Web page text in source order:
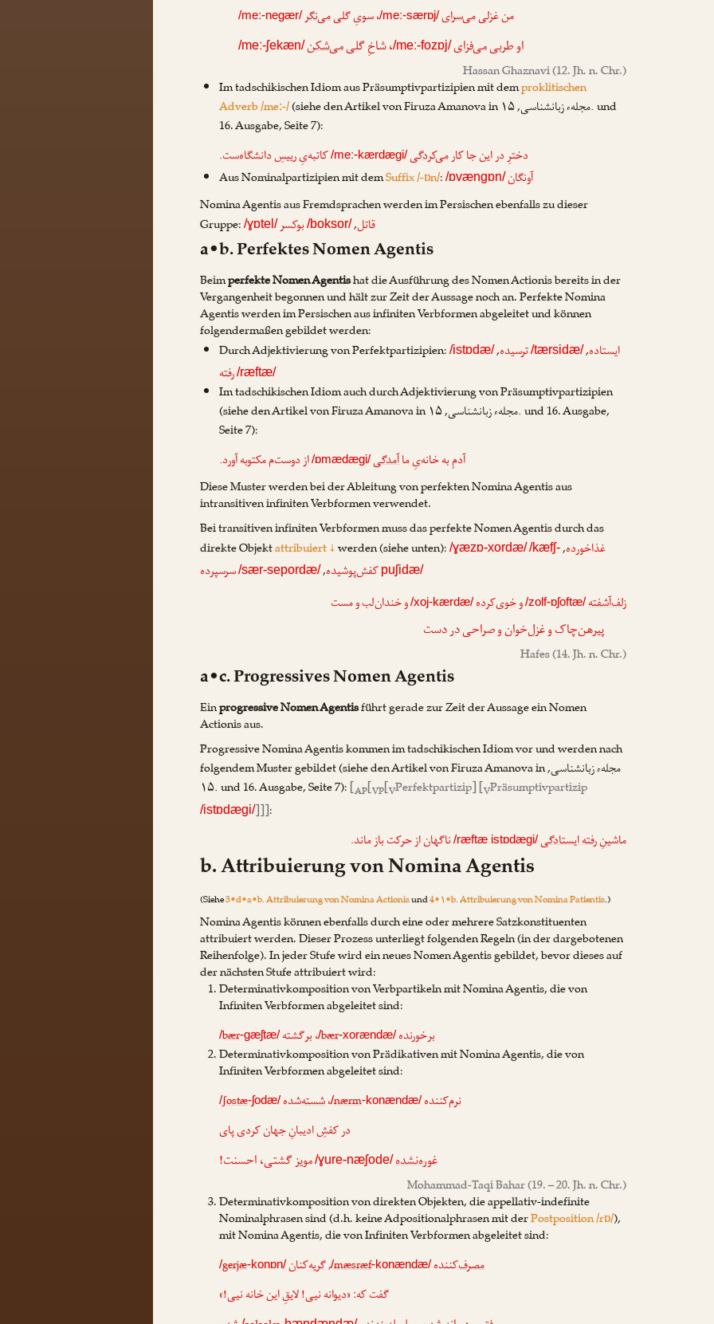
من غزلیمی‌سرای/meː-særɒj/، سویِ گلیمی‌نگر/meː-negær/
او طربیمی‌فزای/meː-fozɒj/، شاخِ گلیمی‌شکن/meː-ʃekæn/
Hassan Ghaznavi(12. Jh. n. Chr.)
Im tadschikischen Idiom aus Präsumptivpartizipien mit demproklitischen
Adverb /meː-/(siehe den Artikel vonFiruza Amanovain مجلهء زبانشناسی , ۱۵. und
16. Ausgabe, Seite 7):
دخترِ در این جا کارمی‌کردگی/meː-kærdægi/کاتبه‌یِ رییسِ دانشگاه‌ست.
Aus Nominalpartizipien mit demSuffix /-ɒn/:/ɒvængɒn/آونگان
Nomina Agentis aus Fremdsprachen werden im Persischen ebenfalls zu dieser
Gruppe:/ɣɒtel/ قاتل,
/boksor/ بوکسر
a•b. Perfektes Nomen Agentis
Beimperfekte Nomen Agentishat die Ausführung des Nomen Actionis bereits in der
Vergangenheit begonnen und hält zur Zeit der Aussage noch an. Perfekte Nomina
Agentis werden im Persischen aus infiniten Verbformen abgeleitet und können
folgendermaßen gebildet werden:
Durch Adjektivierung von Perfektpartizipien:/istɒdæ/ ایستاده,
/tærsidæ/ترسیده,
/ræftæ/رفته
Im tadschikischen Idiom auch durch Adjektivierung von Präsumptivpartizipien
(siehe den Artikel vonFiruza Amanovain مجلهء زبانشناسی , ۱۵. und 16. Ausgabe,
Seite 7):
آدمِ به خانه‌یِ ماآمدگی/ɒmædægi/از دوست‌م مکتوبه آورد.
Diese Muster werden bei der Ableitung von perfekten Nomina Agentis aus
intransitiven infiniten Verbformen verwendet.
Bei transitiven infiniten Verbformen muss das perfekte Nomen Agentis durch das
direkte Objektattribuiert ↓werden (siehe unten):/ɣæzɒ-xordæ/ غذاخورده,
/kæfʃ-
puʃidæ/ کفش‌پوشیده,
/sær-sepordæ/سرسپرده
زلف‌آشفته /zolf-ɒʃoftæ/وخوی‌کرده /xoj-kærdæ/و خندان‌لب و مست
پیرهن‌چاک و غزل‌خوان و صراحی در دست
Hafes(14. Jh. n. Chr.)
a•c. Progressives Nomen Agentis
Einprogressive Nomen Agentisführt gerade zur Zeit der Aussage ein Nomen
Actionis aus.
Progressive Nomina Agentis kommen im tadschikischen Idiom vor und werden nach
folgendem Muster gebildet (siehe den Artikel vonFiruza Amanovainمجلهء زبانشناسی,
۱۵. und 16. Ausgabe, Seite 7):[AP[VP[VPerfektpartizip] [VPräsumptivpartizip
/istɒdægi/]]]:
ماشینِرفته ایستادگی /ræftæ istɒdægi/ ناگهان از حرکت باز ماند.
b. Attribuierung von Nomina Agentis
(Siehe3•d•a•b. Attribuierung von Nomina Actionisund4•۱•b. Attribuierung von Nomina Patientis.)
Nomina Agentis können ebenfalls durch eine oder mehrere Satzkonstituenten
attribuiert werden. Dieser Prozess unterliegt folgenden Regeln (in der dargebotenen
Reihenfolge). In jeder Stufe wird ein neues Nomen Agentis gebildet, bevor dieses auf
der nächsten Stufe attribuiert wird:
Determinativkomposition von Verbpartikeln mit Nomina Agentis, die von
Infiniten Verbformen abgeleitet sind:
بر‌خورنده /bær-xorændæ/ ،بر‌گشته /bær-gæʃtæ/
Determinativkomposition von Prädikativen mit Nomina Agentis, die von
Infiniten Verbformen abgeleitet sind:
نرم‌کننده /nærm-konændæ/ ،شسته‌شده /ʃostæ-ʃodæ/
در کفشِ ادیبانِ جهان کردی پای
غوره‌نشده /ɣure-næʃode/مویز گشتی، احسنت!
Mohammad-Taqi Bahar(19. – 20. Jh. n. Chr.)
Determinativkomposition von direkten Objekten, die appellativ-indefinite
Nominalphrasen sind (d.h. keine Adpositionalphrasen mit derPostposition /rɒ/),
mit Nomina Agentis, die von Infiniten Verbformen abgeleitet sind:
مصرف‌کننده /mæsræf-konændæ/
,گریه‌کنان /gerjæ-konɒn/
گفت که: «دیوانه نیی! لایقِ این خانه نیی!»